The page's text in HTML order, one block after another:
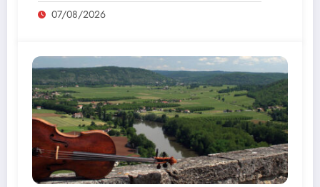
07/08/2026